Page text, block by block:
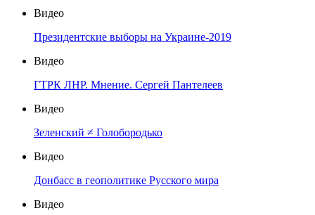
Видео
Президентские выборы на Украине-2019
Видео
ГТРК ЛНР. Мнение. Сергей Пантелеев
Видео
Зеленский ≠ Голобородько
Видео
Донбасс в геополитике Русского мира
Видео